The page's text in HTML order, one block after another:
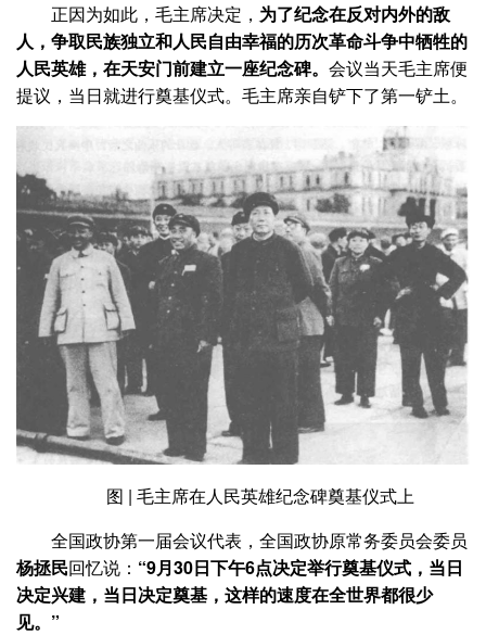
正因为如此，毛主席决定， 为了纪念在反对内外的敌
人，争取民族独立和人民自由幸福的历次革命斗争中牺牲的
人民英雄，在天安门前建立一座纪念碑。 会议当天毛主席便
提议，当日就进行奠基仪式。毛主席亲自铲下了第一铲土。
图 | 毛主席在人民英雄纪念碑奠基仪式上
全国政协第一届会议代表，全国政协原常务委员会委员
杨拯民回忆说： “9月30日下午6点决定举行奠基仪式，当日
决定兴建，当日决定奠基，这样的速度在全世界都很少
见。”